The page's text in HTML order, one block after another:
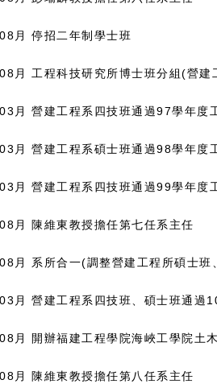
月 停招二年制學士班
月 工程科技研究所博士班分組(營建
月 營建工程系四技班通過97學年
月 營建工程系碩士班通過98學年
月 營建工程系四技班通過99學年
月 陳維東教授擔任第七任系主任
月 系所合一(調整營建工程所碩士
月 營建工程系四技班、碩士班通
月 開辦福建工程學院海峽工學院土
月 陳維東教授擔任第八任系主任